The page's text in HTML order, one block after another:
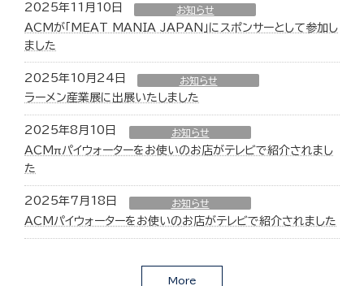
2025年11月10日 お知らせ
ACMが「MEAT MANIA JAPAN」にスポンサーとして参加し
ました
2025年10月24日 お知らせ
ラーメン産業展に出展いたしました
2025年8月10日 お知らせ
ACMπパイウォーターをお使いのお店がテレビで紹介されまし
た
2025年7月18日 お知らせ
ACMパイウォーターをお使いのお店がテレビで紹介されました
More